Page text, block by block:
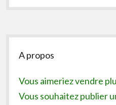
Sidebar
A propos
Vous aimeriez vendre
Vous souhaitez publier